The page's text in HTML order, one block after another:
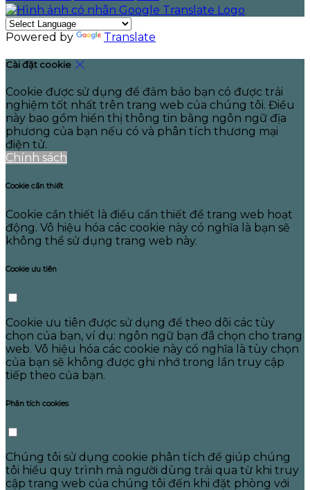
Powered by Translate
Cài đặt cookie
Cookie được sử dụng để đảm bảo bạn có được trải
nghiệm tốt nhất trên trang web của chúng tôi. Điều
này bao gồm hiển thị thông tin bằng ngôn ngữ địa
phương của bạn nếu có và phân tích thương mại
điện tử.
Chính sách
Cookie cần thiết
Cookie cần thiết là điều cần thiết để trang web hoạt
động. Vô hiệu hóa các cookie này có nghĩa là bạn sẽ
không thể sử dụng trang web này.
Cookie ưu tiên
Cookie ưu tiên được sử dụng để theo dõi các tùy
chọn của bạn, ví dụ: ngôn ngữ bạn đã chọn cho trang
web. Vô hiệu hóa các cookie này có nghĩa là tùy chọn
của bạn sẽ không được ghi nhớ trong lần truy cập
tiếp theo của bạn.
Phân tích cookies
Chúng tôi sử dụng cookie phân tích để giúp chúng
tôi hiểu quy trình mà người dùng trải qua từ khi truy
cập trang web của chúng tôi đến khi đặt phòng với